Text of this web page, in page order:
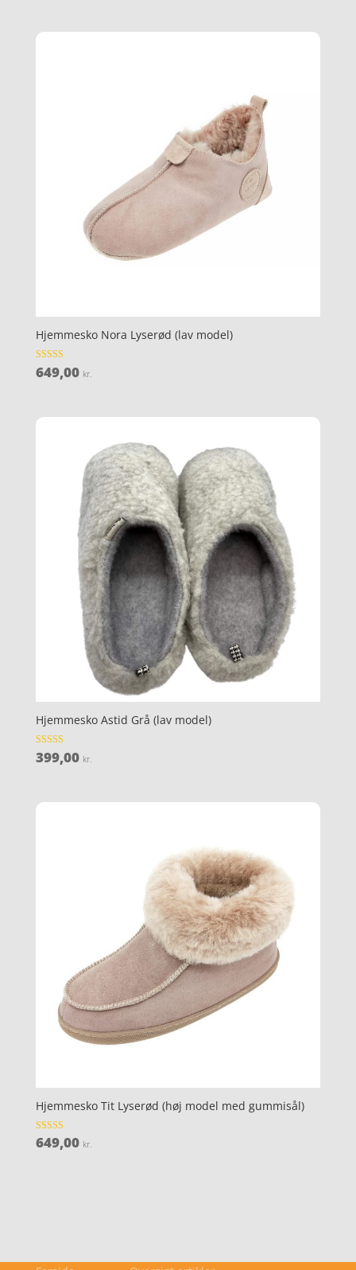
Hjemmesko Nora Lyserød (lav model)
Vurderet
4.3
649,00 kr.
Hjemmesko Astid Grå (lav model)
Vurderet
4.4
399,00 kr.
Hjemmesko Tit Lyserød (høj model med gummisål)
Vurderet
3.9
649,00 kr.